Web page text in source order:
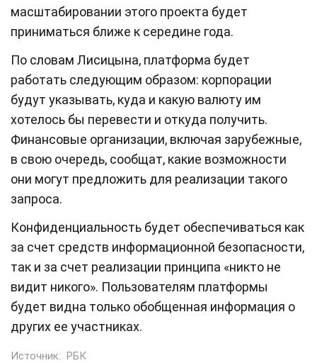
масштабировании этого проекта будет
приниматься ближе к середине года.
По словам Лисицына, платформа будет
работать следующим образом: корпорации
будут указывать, куда и какую валюту им
хотелось бы перевести и откуда получить.
Финансовые организации, включая зарубежные,
в свою очередь, сообщат, какие возможности
они могут предложить для реализации такого
запроса.
Конфиденциальность будет обеспечиваться как
за счет средств информационной безопасности,
так и за счет реализации принципа «никто не
видит никого». Пользователям платформы
будет видна только обобщенная информация о
других ее участниках.
Источник: РБК